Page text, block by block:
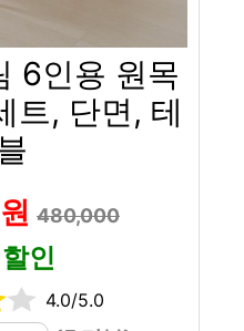
6인용 원목
트, 단면, 테
480,000
인
4.0/5.0